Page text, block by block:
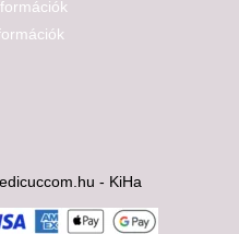
- KiHa